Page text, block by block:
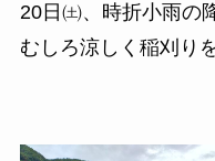
20日㈯、時折小雨の
むしろ涼しく稲刈り